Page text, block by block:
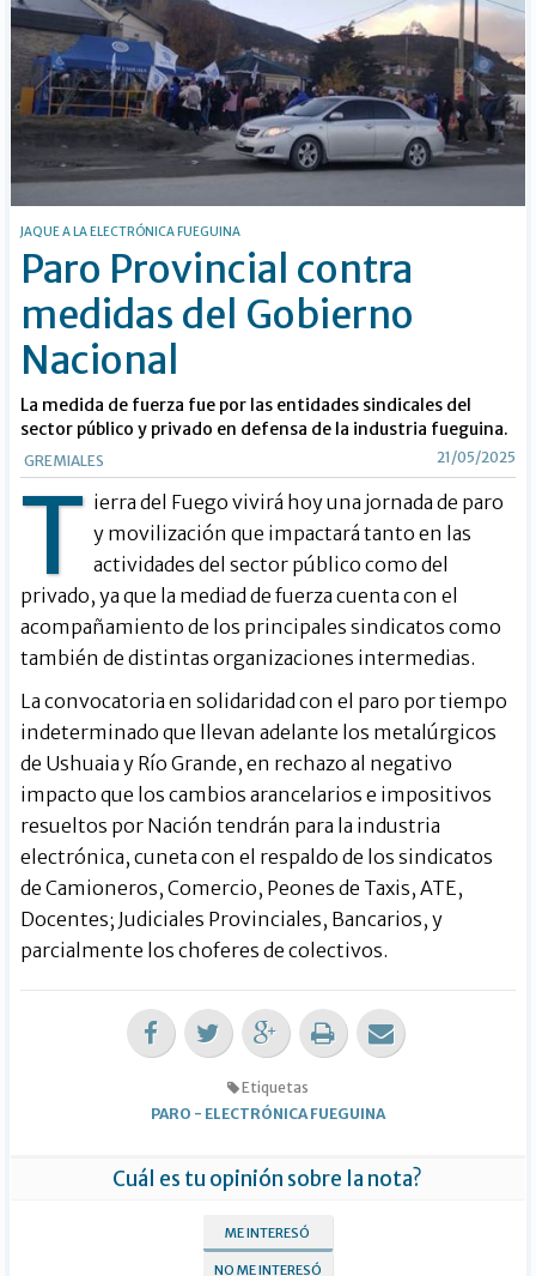
JAQUE A LA ELECTRÓNICA FUEGUINA
Paro Provincial contra
medidas del Gobierno
Nacional
La medida de fuerza fue por las entidades sindicales del
sector público y privado en defensa de la industria fueguina.
GREMIALES 21/05/2025
T ierra del Fuego vivirá hoy una jornada de paro
y movilización que impactará tanto en las
actividades del sector público como del
privado, ya que la mediad de fuerza cuenta con el
acompañamiento de los principales sindicatos como
también de distintas organizaciones intermedias.
La convocatoria en solidaridad con el paro por tiempo
indeterminado que llevan adelante los metalúrgicos
de Ushuaia y Río Grande, en rechazo al negativo
impacto que los cambios arancelarios e impositivos
resueltos por Nación tendrán para la industria
electrónica, cuneta con el respaldo de los sindicatos
de Camioneros, Comercio, Peones de Taxis, ATE,
Docentes; Judiciales Provinciales, Bancarios, y
parcialmente los choferes de colectivos.
Etiquetas
PARO - ELECTRÓNICA FUEGUINA
Cuál es tu opinión sobre la nota?
ME INTERESÓ
NO ME INTERESÓ